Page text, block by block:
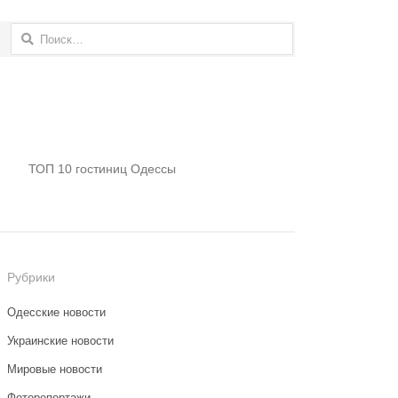
Найти:
ТОП 10 гостиниц Одессы
Рубрики
Одесские новости
Украинские новости
Мировые новости